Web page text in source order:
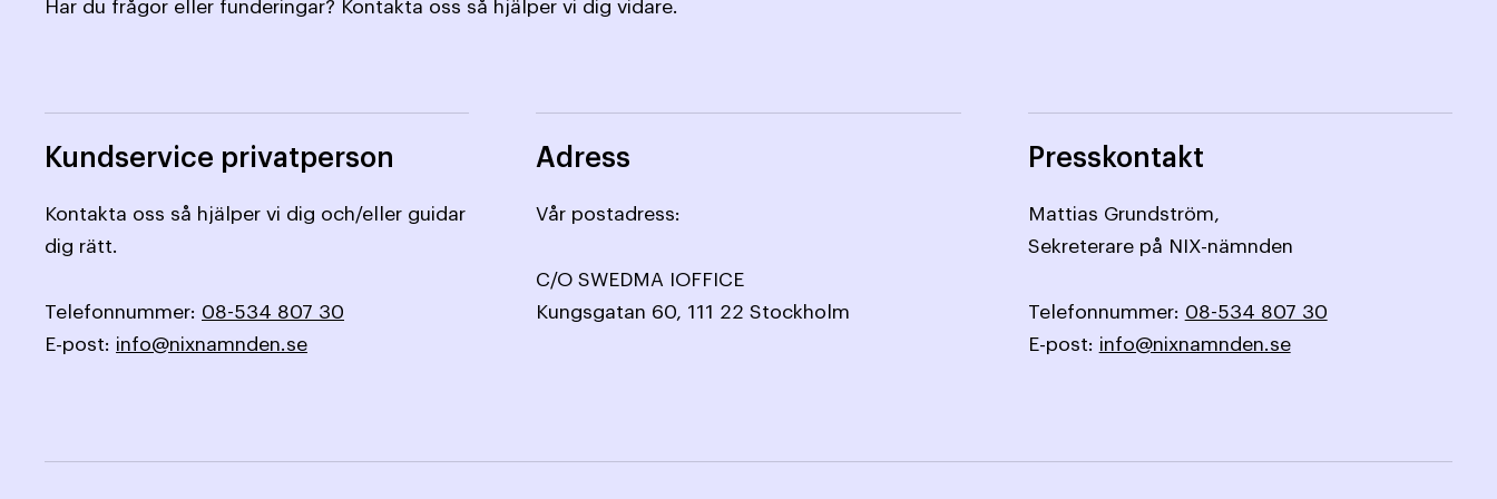
Har du frågor eller funderingar? Kontakta oss så hjälper vi dig vidare.
Kundservice privatperson
Kontakta oss så hjälper vi dig och/eller guidar
dig rätt.
Telefonnummer: 08-534 807 30
E-post: info@nixnamnden.se
Adress
Vår postadress:
C/O SWEDMA IOFFICE
Kungsgatan 60, 111 22 Stockholm
Presskontakt
Mattias Grundström,
Sekreterare på NIX-nämnden
Telefonnummer: 08-534 807 30
E-post: info@nixnamnden.se